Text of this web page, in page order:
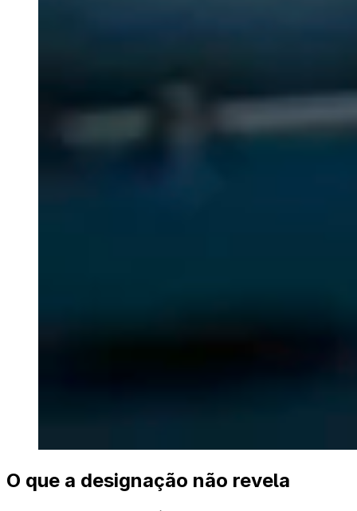
O que a designação não revela